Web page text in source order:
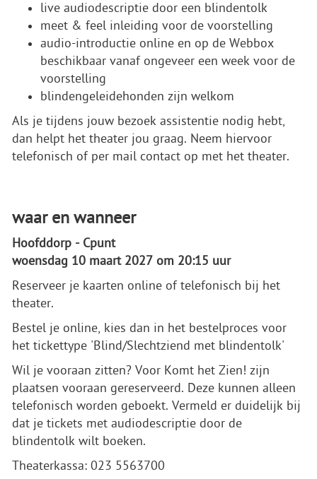
live audiodescriptie door een blindentolk
meet & feel inleiding voor de voorstelling
audio-introductie online en op de Webbox
beschikbaar vanaf ongeveer een week voor de
voorstelling
blindengeleidehonden zijn welkom
Als je tijdens jouw bezoek assistentie nodig hebt,
dan helpt het theater jou graag. Neem hiervoor
telefonisch of per mail contact op met het theater.
waar en wanneer
Hoofddorp - Cpunt
woensdag 10 maart 2027 om 20:15 uur
Reserveer je kaarten online of telefonisch bij het
theater.
Bestel je online, kies dan in het bestelproces voor
het tickettype 'Blind/Slechtziend met blindentolk'
Wil je vooraan zitten? Voor Komt het Zien! zijn
plaatsen vooraan gereserveerd. Deze kunnen alleen
telefonisch worden geboekt. Vermeld er duidelijk bij
dat je tickets met audiodescriptie door de
blindentolk wilt boeken.
Theaterkassa: 023 5563700